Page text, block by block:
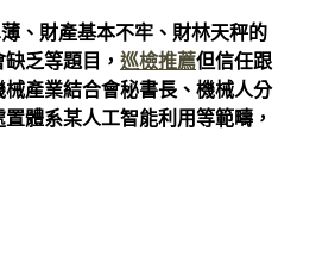
、財產基本不牢、財林天秤的
乏等題目， 巡檢推薦但信任跟
產業結合會秘書長、機械人分
體系某人工智能利用等範疇，